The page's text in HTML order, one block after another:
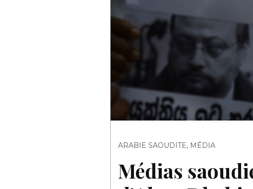
ARABIE SAOUDITE, MÉDIA
Médias